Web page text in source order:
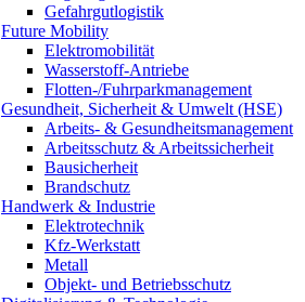
Gefahrgutlogistik
Future Mobility
Elektromobilität
Wasserstoff-Antriebe
Flotten-/Fuhrparkmanagement
Gesundheit, Sicherheit & Umwelt (HSE)
Arbeits- & Gesundheitsmanagement
Arbeitsschutz & Arbeitssicherheit
Bausicherheit
Brandschutz
Handwerk & Industrie
Elektrotechnik
Kfz-Werkstatt
Metall
Objekt- und Betriebsschutz